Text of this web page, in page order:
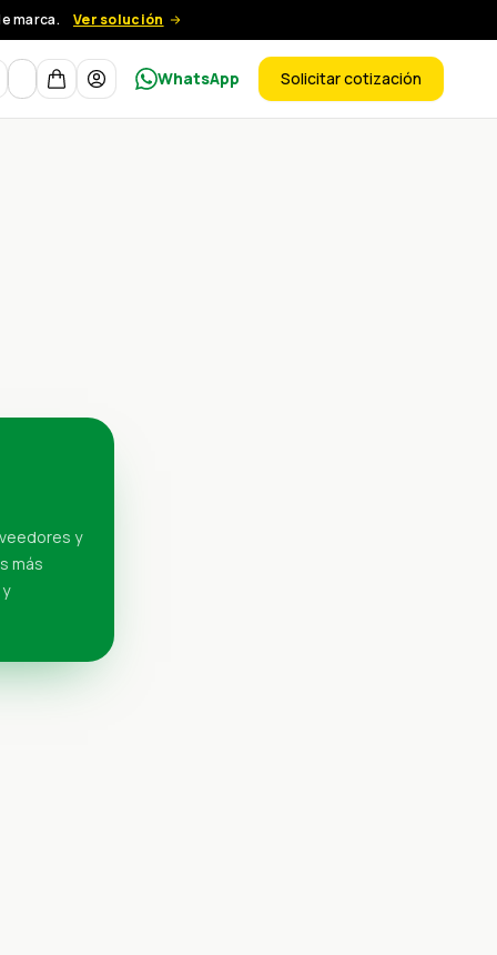
marca. Ver solución
Moneda WhatsApp Solicitar cotización
y
más